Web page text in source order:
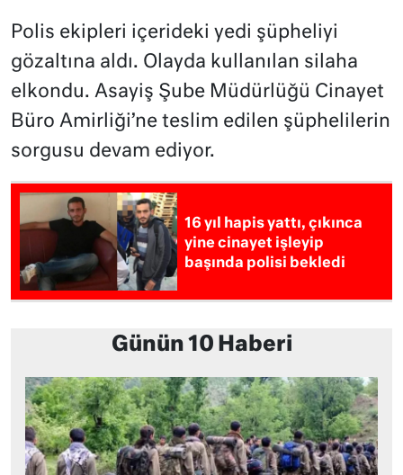
Polis ekipleri içerideki yedi şüpheliyi
gözaltına aldı. Olayda kullanılan silaha
elkondu. Asayiş Şube Müdürlüğü Cinayet
Büro Amirliği’ne teslim edilen şüphelilerin
sorgusu devam ediyor.
16 yıl hapis yattı, çıkınca
yine cinayet işleyip
başında polisi bekledi
Günün 10 Haberi